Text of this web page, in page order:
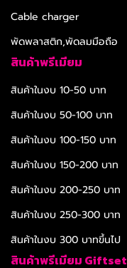
Cable charger
พัดพลาสติก,พัดลมมือถือ
สินค้าพรีเมียม
สินค้าในงบ 10-50 บาท
สินค้าในงบ 50-100 บาท
สินค้าในงบ 100-150 บาท
สินค้าในงบ 150-200 บาท
สินค้าในงบ 200-250 บาท
สินค้าในงบ 250-300 บาท
สินค้าในงบ 300 บาทขึ้นไป
สินค้าพรีเมียม Giftset